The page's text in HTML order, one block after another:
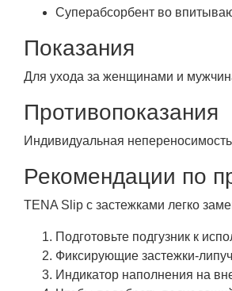
Суперабсорбент во
Показания
Для ухода за женщинами и
Противопоказания
Индивидуальная
Рекомендации по
TENA Slip с застежками легко
Подготовьте подгузник к
Фиксирующие застежки-
Индикатор наполнения на